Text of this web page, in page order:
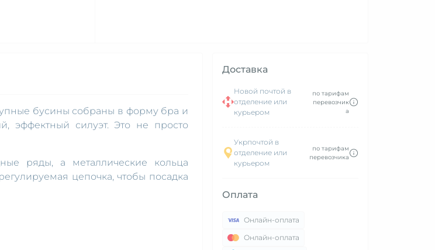
Доставка
Новой почтой в
отделение или
курьером
по тарифам
перевозчик
а
Укрпочтой в
отделение или
курьером
по тарифам
перевозчика
Оплата
Онлайн-оплата
Онлайн-оплата
бусины собраны в форму бра и
эффектный силуэт. Это не просто
ряды, а металлические кольца
цепочка, чтобы посадка